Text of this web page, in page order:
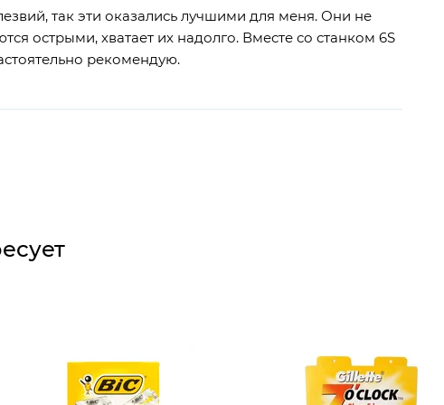
так эти оказались лучшими для меня. Они не
острыми, хватает их надолго. Вместе со станком 6S
рекомендую.